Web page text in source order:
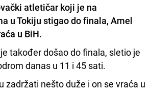
atletičar koji je na
uTokiju stigao do finala, Amel
u BiH.
također došao do finala, sletio je
danas u 11 i 45 sati.
zadržati nešto duže i on se vraća u